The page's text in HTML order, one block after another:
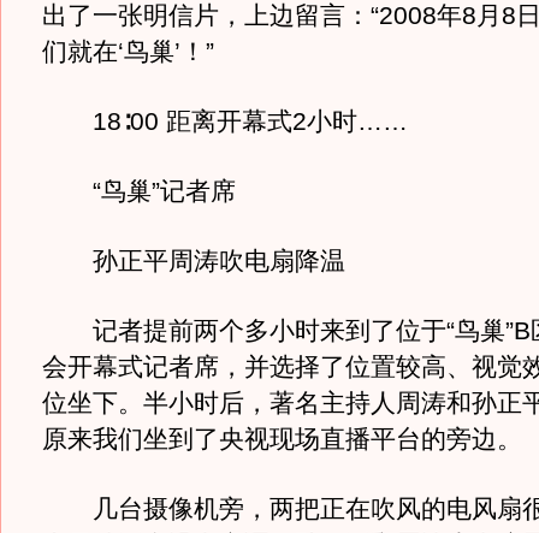
出了一张明信片，上边留言：“2008年8月8
们就在‘鸟巢’！”
18∶00 距离开幕式2小时……
“鸟巢”记者席
孙正平周涛吹电扇降温
记者提前两个多小时来到了位于“鸟巢”B
会开幕式记者席，并选择了位置较高、视觉
位坐下。半小时后，著名主持人周涛和孙正
原来我们坐到了央视现场直播平台的旁边。
几台摄像机旁，两把正在吹风的电风扇